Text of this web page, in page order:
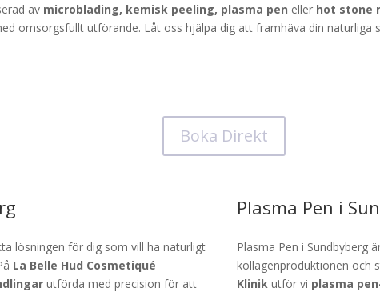
av microblading, kemisk peeling, plasma pen eller hot stone
omsorgsfullt utförande. Låt oss hjälpa dig att framhäva din
Boka Direkt
lösningen för dig som vill ha naturligt
La Belle Hud Cosmetiqué
utförda med precision för att
Plasma Pen i
Plasma Pen i Sundbyberg
kollagenproduktionen och
Klinik utför vi plasma